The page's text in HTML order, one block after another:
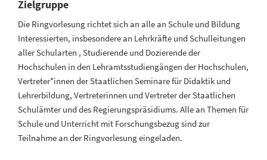
Zielgruppe
Die Ringvorlesung richtet sich an alle an Schule und Bildung
Interessierten, insbesondere an Lehrkräfte und Schulleitungen
aller Schularten , Studierende und Dozierende der
Hochschulen in den Lehramtsstudiengängen der Hochschulen,
Vertreter*innen der Staatlichen Seminare für Didaktik und
Lehrerbildung, Vertreterinnen und Vertreter der Staatlichen
Schulämter und des Regierungspräsidiums. Alle an Themen für
Schule und Unterricht mit Forschungsbezug sind zur
Teilnahme an der Ringvorlesung eingeladen.